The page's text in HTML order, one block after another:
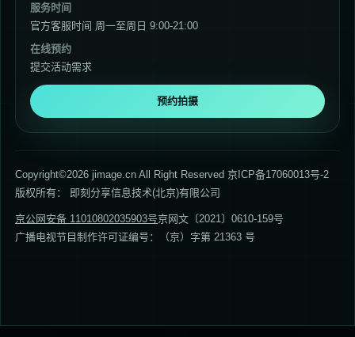
服务时间
官方客服时间 周一至周日 9:00-21:00
在线预约
提交活动需求
预约拍摄
Copyright©2026 jimage.cn All Right Reserved 京ICP备17060013号-2
版权所有： 即刻分享信息技术(北京)有限公司
京公网安备 11010802035903号京网文〔2021〕0610-159号
广播电视节目制作许可证编号：（京）字第 21363 号